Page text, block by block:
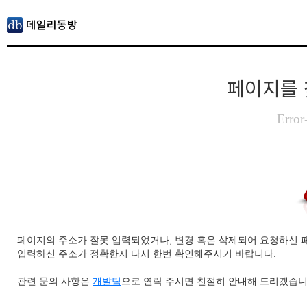
페이지를
페이지의 주소가 잘못 입력되었거나, 변경 혹은 삭제되어 요청하신
입력하신 주소가 정확한지 다시 한번 확인해주시기 바랍니다.
관련 문의 사항은 개발팀 으로 연락 주시면 친절히 안내해 드리겠습